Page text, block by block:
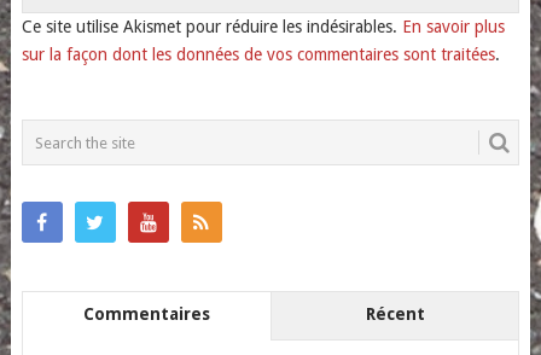
Ce site utilise Akismet pour réduire les indésirables. En savoir plus
sur la façon dont les données de vos commentaires sont traitées.
Commentaires Récent